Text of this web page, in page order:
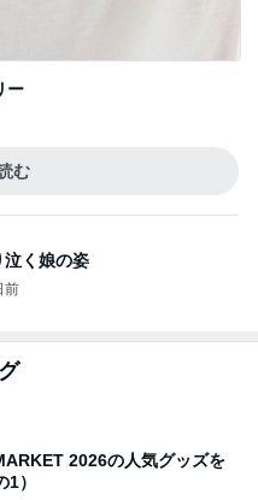
ー
む
泣く娘の姿
前
2026の人気グッズを
）